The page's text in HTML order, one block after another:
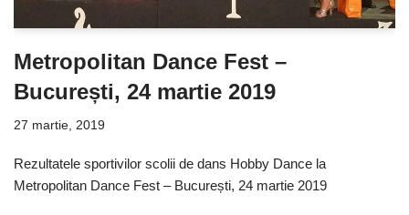
Metropolitan Dance Fest –
București, 24 martie 2019
27 martie, 2019
Rezultatele sportivilor scolii de dans Hobby Dance la
Metropolitan Dance Fest – București, 24 martie 2019